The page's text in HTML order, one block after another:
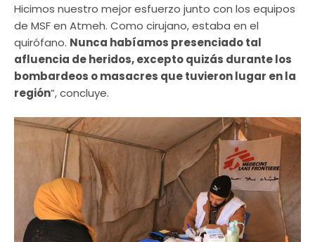
Hicimos nuestro mejor esfuerzo junto con los equipos
de MSF en Atmeh. Como cirujano, estaba en el
quirófano. Nunca habíamos presenciado tal
afluencia de heridos, excepto quizás durante los
bombardeos o masacres que tuvieron lugar en la
región”, concluye.